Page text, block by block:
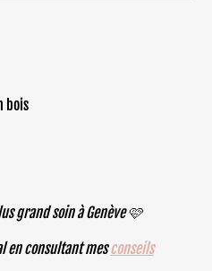
bois
grand soin à Genève 🩷
en consultant mesconseils